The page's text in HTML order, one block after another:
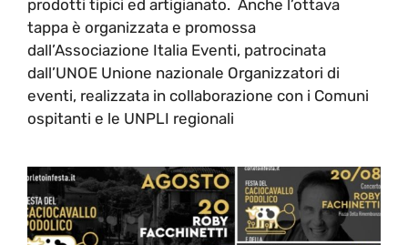
prodotti tipici ed artigianato. Anche l’ottava
tappa è organizzata e promossa
dall’Associazione Italia Eventi, patrocinata
dall’UNOE Unione nazionale Organizzatori di
eventi, realizzata in collaborazione con i Comuni
ospitanti e le UNPLI regionali